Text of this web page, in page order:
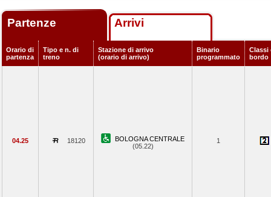
Partenze Arrivi
Orario di
partenza
Tipo e n. di
treno
Stazione di arrivo
(orario di arrivo)
Binario
programmato
Classi
bordo
04.25 18120
BOLOGNA CENTRALE
(05.22)
1